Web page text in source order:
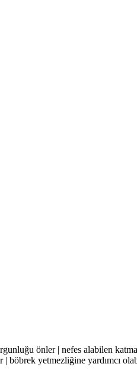
önler | nefes alabilen
| böbrek yetmezliğine yardımcı